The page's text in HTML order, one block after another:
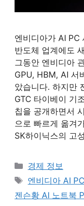
엔비디아가 AI PC
반도체 업계에도
그동안 엔비디아
GPU, HBM, AI 서
았습니다. 하지만
GTC 타이베이 기
칩을 공개하면서
으로 빠르게 옮겨
SK하이닉스의 고
카
테
리
경제 정보
태
그
엔비디아 AI
젠슨황 AI 노트북